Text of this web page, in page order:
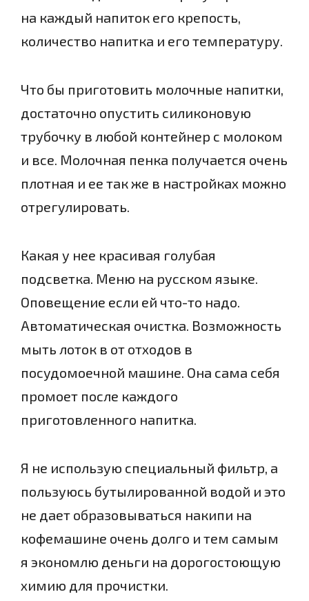
на каждый напиток его крепость,
количество напитка и его температуру.
Что бы приготовить молочные напитки,
достаточно опустить силиконовую
трубочку в любой контейнер с молоком
и все. Молочная пенка получается очень
плотная и ее так же в настройках можно
отрегулировать.
Какая у нее красивая голубая
подсветка. Меню на русском языке.
Оповещение если ей что-то надо.
Автоматическая очистка. Возможность
мыть лоток в от отходов в
посудомоечной машине. Она сама себя
промоет после каждого
приготовленного напитка.
Я не использую специальный фильтр, а
пользуюсь бутылированной водой и это
не дает образовываться накипи на
кофемашине очень долго и тем самым
я экономлю деньги на дорогостоющую
химию для прочистки.